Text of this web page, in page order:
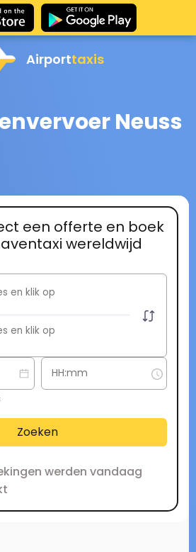
Airporttaxis
Neuss
een offerte en boek
wereldwijd
Zoeken
werden vandaag